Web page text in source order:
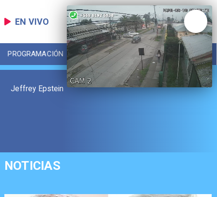
EN VIVO
PROGRAMACIÓN LOCAL DEPORTES
Jeffrey Epstein
NOTICIAS